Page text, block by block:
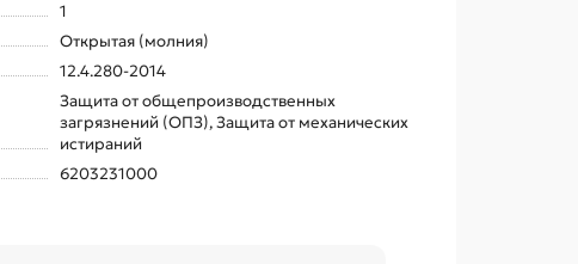
1
Открытая (молния)
12.4.280-2014
Защита от общепроизводственных
загрязнений (ОПЗ), Защита от механических
истираний
6203231000